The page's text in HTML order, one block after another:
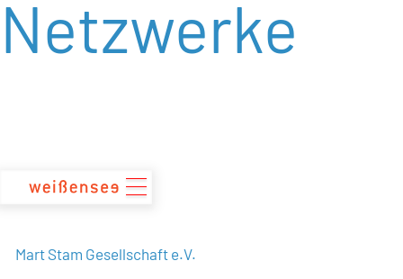
zum
Inhalt
Netzwerke
Mart Stam Gesellschaft e.V.